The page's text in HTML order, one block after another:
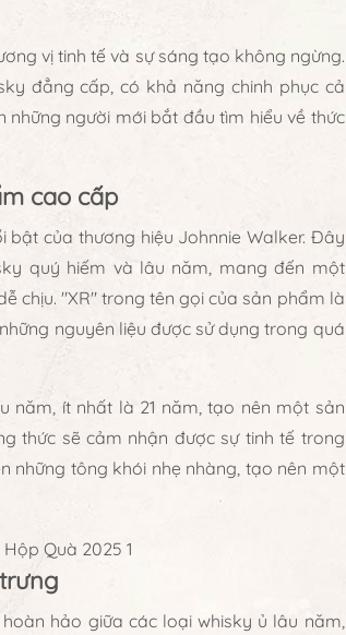
vị tinh tế và sự sáng tạo không ngừng.
đẳng cấp, có khả năng chinh phục cả
những người mới bắt đầu tìm hiểu về thức
cao cấp
bật của thương hiệu Johnnie Walker. Đây
quý hiếm và lâu năm, mang đến một
chịu. "XR" trong tên gọi của sản phẩm là
nguyên liệu được sử dụng trong quá
năm, ít nhất là 21 năm, tạo nên một sản
thức sẽ cảm nhận được sự tinh tế trong
những tông khói nhẹ nhàng, tạo nên một
hảo giữa các loại whisky ủ lâu năm,